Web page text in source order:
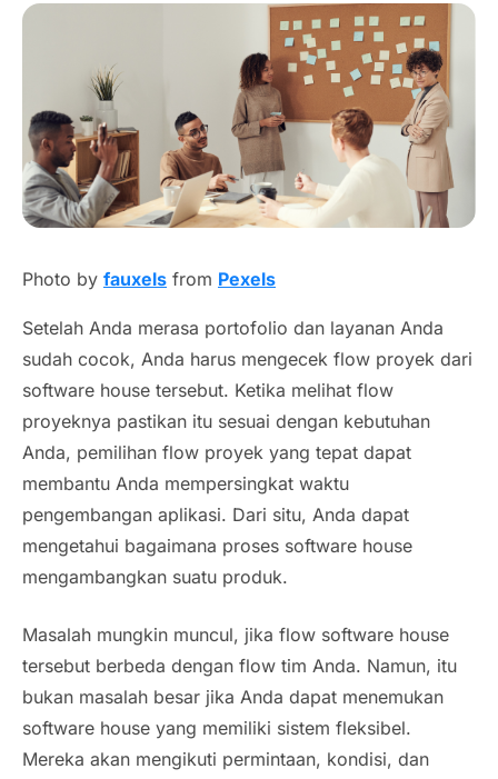
Photo by fauxels from Pexels
Setelah Anda merasa portofolio dan layanan Anda
sudah cocok, Anda harus mengecek flow proyek dari
software house tersebut. Ketika melihat flow
proyeknya pastikan itu sesuai dengan kebutuhan
Anda, pemilihan flow proyek yang tepat dapat
membantu Anda mempersingkat waktu
pengembangan aplikasi. Dari situ, Anda dapat
mengetahui bagaimana proses software house
mengambangkan suatu produk.
Masalah mungkin muncul, jika flow software house
tersebut berbeda dengan flow tim Anda. Namun, itu
bukan masalah besar jika Anda dapat menemukan
software house yang memiliki sistem fleksibel.
Mereka akan mengikuti permintaan, kondisi, dan